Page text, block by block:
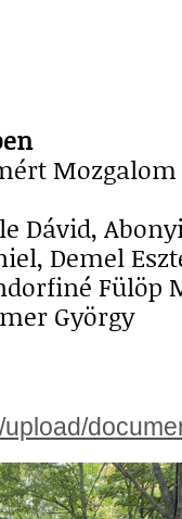
Dávid,
Demel
Fülöp
György